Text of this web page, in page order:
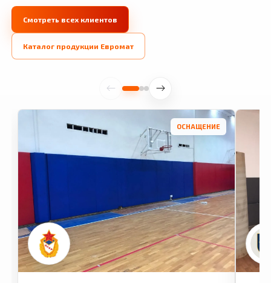
Школа «Открытие» (г. Москва)
Смотреть фото
Смотреть всех клиентов
Каталог продукции Евромат
ОСНАЩЕНИЕ